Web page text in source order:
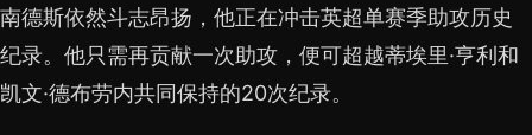
南德斯依然斗志昂扬，他正在冲击英超单赛季助攻历史
纪录。他只需再贡献一次助攻，便可超越蒂埃里·亨利和
凯文·德布劳内共同保持的20次纪录。